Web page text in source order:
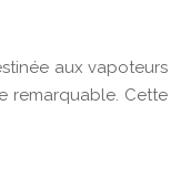
aux vapoteurs
remarquable. Cette